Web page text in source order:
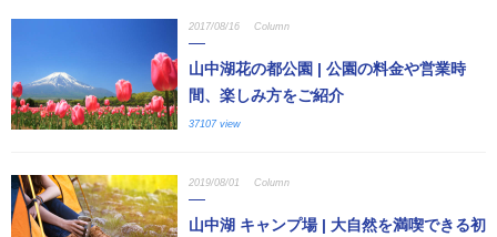
2017/08/16 Column
山中湖花の都公園 | 公園の料金や営業時
間、楽しみ方をご紹介
37107 view
2019/08/01 Column
山中湖 キャンプ場 | 大自然を満喫できる初